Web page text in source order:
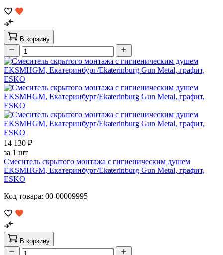
В корзину
14 130 ₽
за 1 шт
Смеситель скрытого монтажа с гигиеническим душем
EKSMHGM, Екатеринбург/Ekaterinburg Gun Metal, графит,
ESKO
Код товара: 00-00009995
В корзину